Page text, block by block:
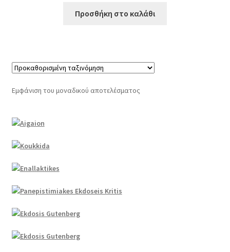
Προσθήκη στο καλάθι
Εμφάνιση του μοναδικού αποτελέσματος